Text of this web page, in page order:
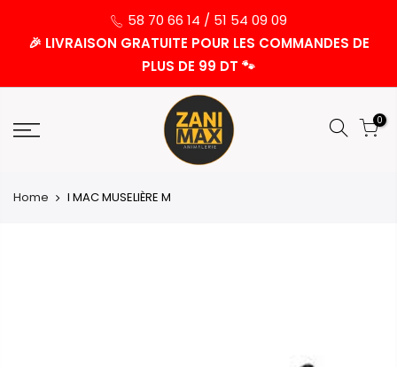
58 70 66 14 / 51 54 09 09
🎉 LIVRAISON GRATUITE POUR LES COMMANDES DE
PLUS DE 99 DT 🐾
0
Home I MAC MUSELIÈRE M